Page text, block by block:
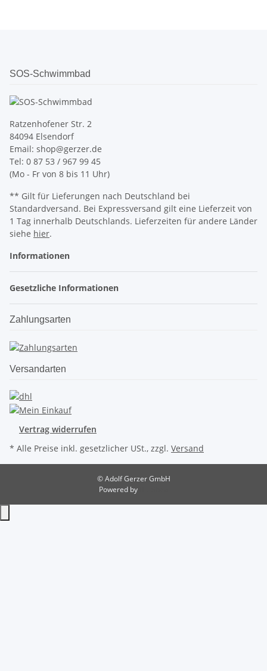
SOS-Schwimmbad
Ratzenhofener Str. 2
84094 Elsendorf
Email: shop@gerzer.de
Tel: 0 87 53 / 967 99 45
(Mo - Fr von 8 bis 11 Uhr)
** Gilt für Lieferungen nach Deutschland bei
Standardversand. Bei Expressversand gilt eine Lieferzeit von
1 Tag innerhalb Deutschlands. Lieferzeiten für andere Länder
siehe hier.
Informationen
Gesetzliche Informationen
Zahlungsarten
Versandarten
Vertrag widerrufen
* Alle Preise inkl. gesetzlicher USt., zzgl. Versand
© Adolf Gerzer GmbH
Powered by